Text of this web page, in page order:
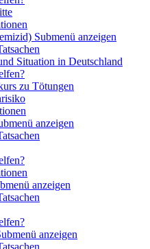
Submenü anzeigen
Situation in Deutschland
zu Tötungen
anzeigen
anzeigen
anzeigen